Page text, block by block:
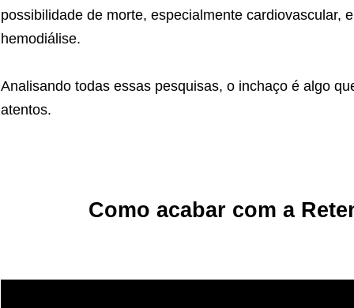
possibilidade de morte, especialmente cardiovascular,
hemodiálise.
Analisando todas essas pesquisas, o inchaço é algo
atentos.
Como acabar com a